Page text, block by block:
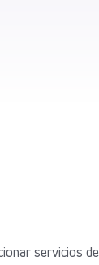
servicios